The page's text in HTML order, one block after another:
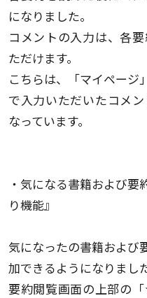
になりました。
コメントの入力は、各
ただけます。
こちらは、「マイページ
で入力いただいたコメ
なっています。
・気になる書籍および要
り機能』
気になったの書籍および
加できるようになりまし
要約閲覧画面の上部の